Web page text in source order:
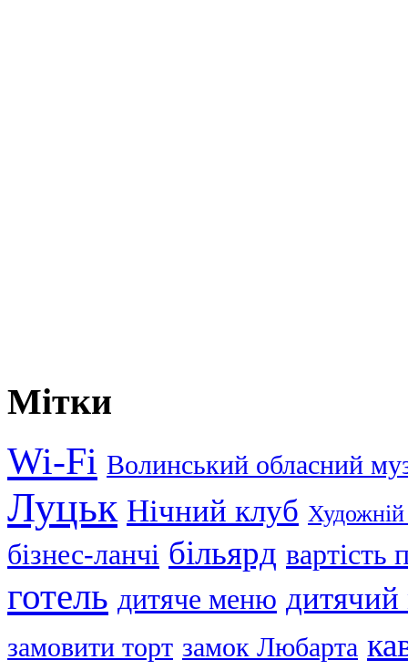
Мітки
Wi-Fi Волинський обласний
Луцьк Нічний клуб
бізнес-ланчі більярд вартість
готель дитяче меню
замовити торт замок Любарта